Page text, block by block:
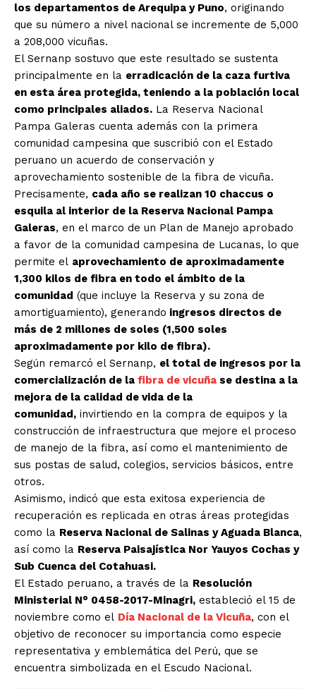
los departamentos de Arequipa y Puno, originando
que su número a nivel nacional se incremente de 5,000
a 208,000 vicuñas.
El Sernanp sostuvo que este resultado se sustenta
principalmente en la erradicación de la caza furtiva
en esta área protegida, teniendo a la población local
como principales aliados. La Reserva Nacional
Pampa Galeras cuenta además con la primera
comunidad campesina que suscribió con el Estado
peruano un acuerdo de conservación y
aprovechamiento sostenible de la fibra de vicuña.
Precisamente, cada año se realizan 10 chaccus o
esquila al interior de la Reserva Nacional Pampa
Galeras, en el marco de un Plan de Manejo aprobado
a favor de la comunidad campesina de Lucanas, lo que
permite el aprovechamiento de aproximadamente
1,300 kilos de fibra en todo el ámbito de la
comunidad (que incluye la Reserva y su zona de
amortiguamiento), generando ingresos directos de
más de 2 millones de soles (1,500 soles
aproximadamente por kilo de fibra).
Según remarcó el Sernanp, el total de ingresos por la
comercialización de la fibra de vicuña se destina a la
mejora de la calidad de vida de la
comunidad, invirtiendo en la compra de equipos y la
construcción de infraestructura que mejore el proceso
de manejo de la fibra, así como el mantenimiento de
sus postas de salud, colegios, servicios básicos, entre
otros.
Asimismo, indicó que esta exitosa experiencia de
recuperación es replicada en otras áreas protegidas
como la Reserva Nacional de Salinas y Aguada Blanca,
así como la Reserva Paisajística Nor Yauyos Cochas y
Sub Cuenca del Cotahuasi.
El Estado peruano, a través de la Resolución
Ministerial N° 0458-2017-Minagri, estableció el 15 de
noviembre como el Día Nacional de la Vicuña, con el
objetivo de reconocer su importancia como especie
representativa y emblemática del Perú, que se
encuentra simbolizada en el Escudo Nacional.